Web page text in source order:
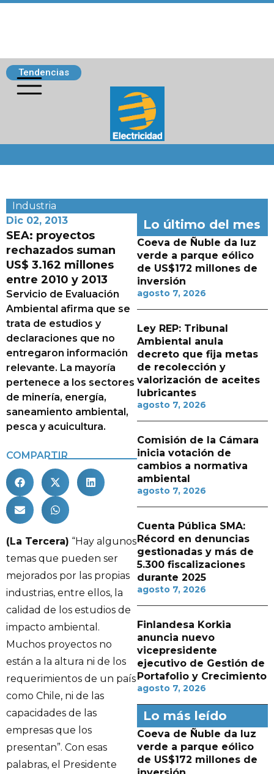
Tendencias
Industria
Dic 02, 2013
SEA: proyectos
rechazados suman
US$ 3.162 millones
entre 2010 y 2013
Servicio de Evaluación
Ambiental afirma que se
trata de estudios y
declaraciones que no
entregaron información
relevante. La mayoría
pertenece a los sectores
de minería, energía,
saneamiento ambiental,
pesca y acuicultura.
COMPARTIR
(La Tercera) “Hay algunos
temas que pueden ser
mejorados por las propias
industrias, entre ellos, la
calidad de los estudios de
impacto ambiental.
Muchos proyectos no
están a la altura ni de los
requerimientos de un país
como Chile, ni de las
capacidades de las
empresas que los
presentan”. Con esas
palabras, el Presidente
Lo último del mes
Coeva de Ñuble da luz
verde a parque eólico
de US$172 millones de
inversión
agosto 7, 2026
Ley REP: Tribunal
Ambiental anula
decreto que fija metas
de recolección y
valorización de aceites
lubricantes
agosto 7, 2026
Comisión de la Cámara
inicia votación de
cambios a normativa
ambiental
agosto 7, 2026
Cuenta Pública SMA:
Récord en denuncias
gestionadas y más de
5.300 fiscalizaciones
durante 2025
agosto 7, 2026
Finlandesa Korkia
anuncia nuevo
vicepresidente
ejecutivo de Gestión de
Portafolio y Crecimiento
agosto 7, 2026
Lo más leído
Coeva de Ñuble da luz
verde a parque eólico
de US$172 millones de